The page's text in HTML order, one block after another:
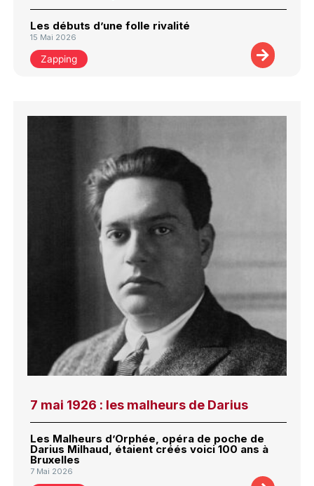
Les débuts d’une folle rivalité
15 Mai 2026
Zapping
7 mai 1926 : les malheurs de Darius
Les Malheurs d’Orphée, opéra de poche de
Darius Milhaud, étaient créés voici 100 ans à
Bruxelles
7 Mai 2026